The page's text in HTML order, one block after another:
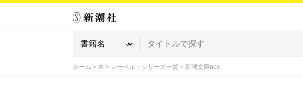
ホーム > 本 > レーベル・シリーズ一覧 > 新潮文庫nex